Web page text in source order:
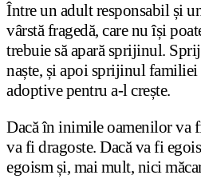
Între un adult responsabil și
vârstă fragedă, care nu își
trebuie să apară sprijinul.
naște, și apoi sprijinul familiei
adoptive pentru a-l crește.
Dacă în inimile oamenilor va
va fi dragoste. Dacă va fi
egoism și, mai mult, nici